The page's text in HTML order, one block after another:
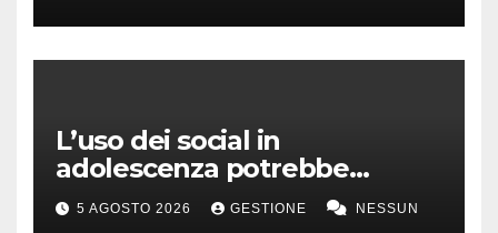
L’uso dei social in
adolescenza potrebbe
incidere sui voti a scuola
5 AGOSTO 2026 GESTIONE NESSUN